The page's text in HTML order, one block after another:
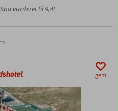
vurderet til 9,4!
gem